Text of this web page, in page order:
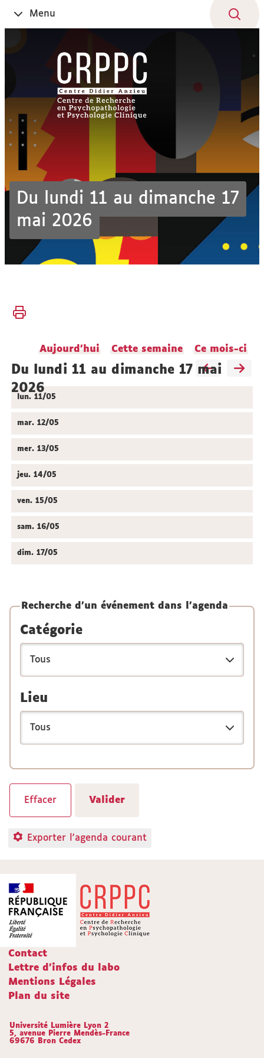
Ouvrir
le
Menu
Du lundi 11 au dimanche 17
mai 2026
Vous
Accueil
AgendaAujourd'hui Cette semaine Ce mois-ci
du lundi 11 au dimanche 17 mai
2026
lun.11/05
mar.12/05
mer.13/05
jeu.14/05
ven.15/05
sam.16/05
dim.17/05
Recherche d'un événement dans l'agenda
Catégorie
Lieu
Exporter l'agenda courant
Contact
Lettre d'infos du labo
Mentions Légales
Plan du site
Université Lumière Lyon 2
5, avenue Pierre Mendès-France
69676 Bron Cedex